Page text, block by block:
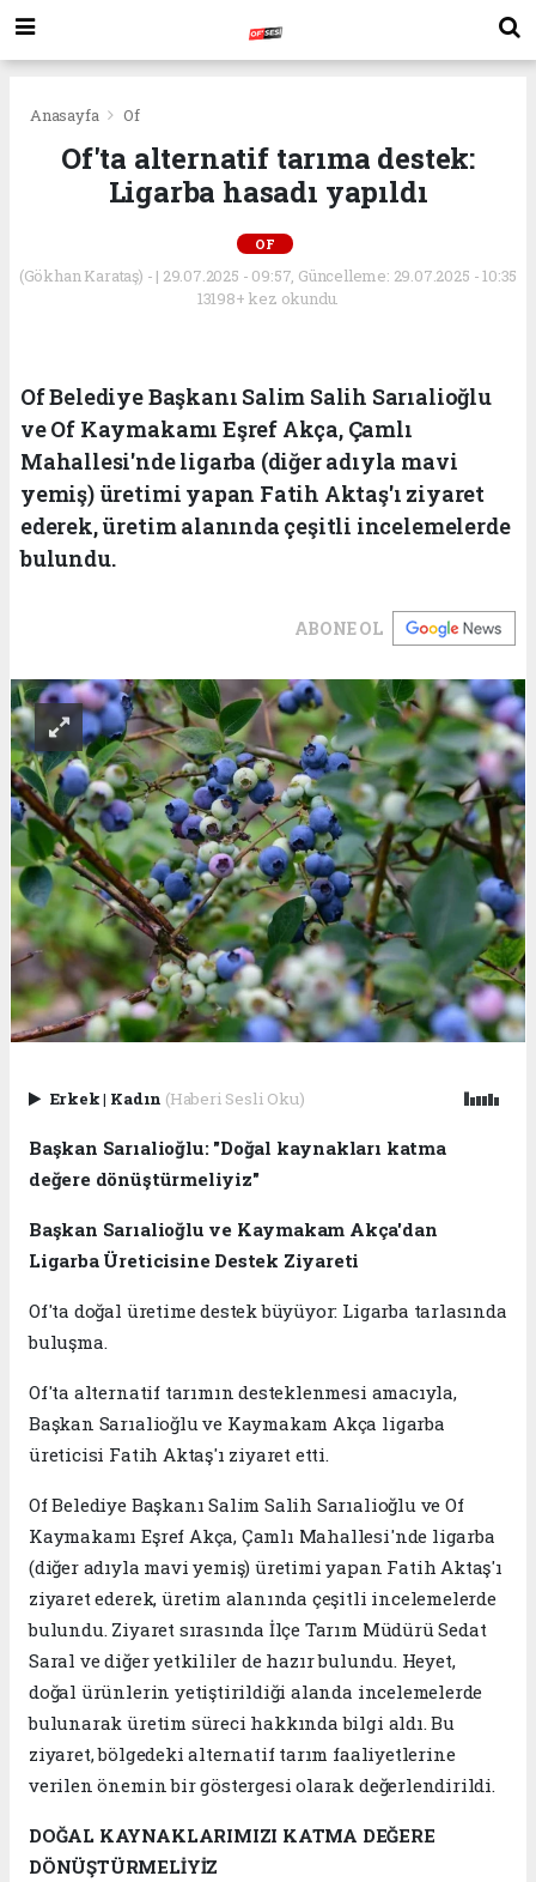
Anasayfa Of
Of'ta alternatif tarıma destek:
Ligarba hasadı yapıldı
OF
(Gökhan Karataş) - | 29.07.2025 - 09:57, Güncelleme: 29.07.2025 - 10:35
13198+ kez okundu.
Of Belediye Başkanı Salim Salih Sarıalioğlu
ve Of Kaymakamı Eşref Akça, Çamlı
Mahallesi'nde ligarba (diğer adıyla mavi
yemiş) üretimi yapan Fatih Aktaş'ı ziyaret
ederek, üretim alanında çeşitli incelemelerde
bulundu.
ABONE OL
Erkek| Kadın (Haberi Sesli Oku)
Başkan Sarıalioğlu: "Doğal kaynakları katma
değere dönüştürmeliyiz"
Başkan Sarıalioğlu ve Kaymakam Akça'dan
Ligarba Üreticisine Destek Ziyareti
Of'ta doğal üretime destek büyüyor: Ligarba tarlasında
buluşma.
Of'ta alternatif tarımın desteklenmesi amacıyla,
Başkan Sarıalioğlu ve Kaymakam Akça ligarba
üreticisi Fatih Aktaş'ı ziyaret etti.
Of Belediye Başkanı Salim Salih Sarıalioğlu ve Of
Kaymakamı Eşref Akça, Çamlı Mahallesi'nde ligarba
(diğer adıyla mavi yemiş) üretimi yapan Fatih Aktaş'ı
ziyaret ederek, üretim alanında çeşitli incelemelerde
bulundu. Ziyaret sırasında İlçe Tarım Müdürü Sedat
Saral ve diğer yetkililer de hazır bulundu. Heyet,
doğal ürünlerin yetiştirildiği alanda incelemelerde
bulunarak üretim süreci hakkında bilgi aldı. Bu
ziyaret, bölgedeki alternatif tarım faaliyetlerine
verilen önemin bir göstergesi olarak değerlendirildi.
DOĞAL KAYNAKLARIMIZI KATMA DEĞERE
DÖNÜŞTÜRMELİYİZ